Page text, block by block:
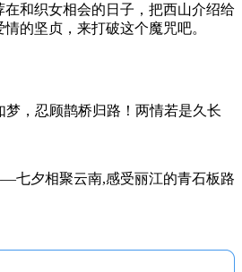
和织女相会的日子，把西山介绍给
的坚贞，来打破这个魔咒吧。
梦，忍顾鹊桥归路！两情若是久长
七夕相聚云南,感受丽江的青石板路